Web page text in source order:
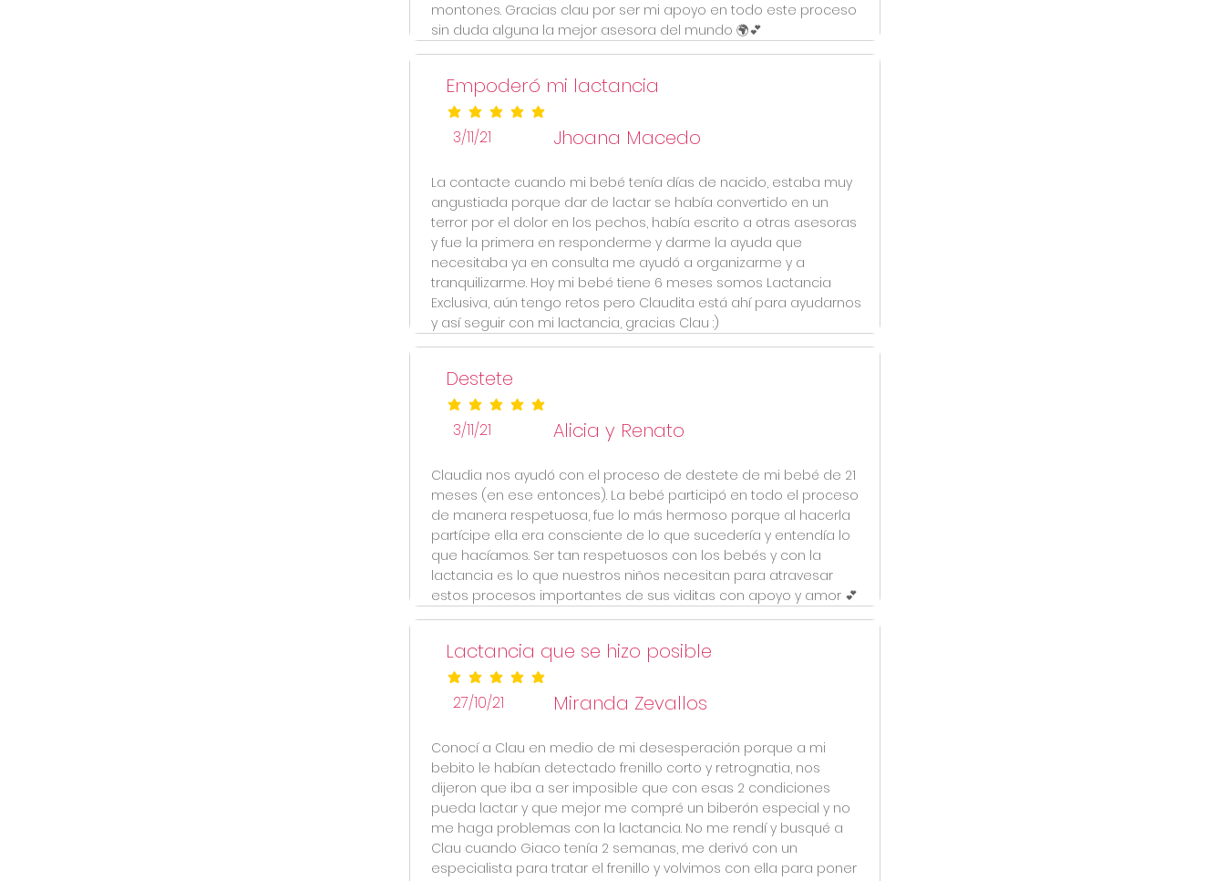
montones. Gracias clau por ser mi apoyo en todo este proceso
sin duda alguna la mejor asesora del mundo 🌍💕
Empoderó mi lactancia
la calificación promedio es 5 de 5
3/11/21 Jhoana Macedo
La contacte cuando mi bebé tenía días de nacido, estaba muy
angustiada porque dar de lactar se había convertido en un
terror por el dolor en los pechos, había escrito a otras asesoras
y fue la primera en responderme y darme la ayuda que
necesitaba ya en consulta me ayudó a organizarme y a
tranquilizarme. Hoy mi bebé tiene 6 meses somos Lactancia
Exclusiva, aún tengo retos pero Claudita está ahí para ayudarnos
y así seguir con mi lactancia, gracias Clau :)
Destete
la calificación promedio es 5 de 5
3/11/21 Alicia y Renato
Claudia nos ayudó con el proceso de destete de mi bebé de 21
meses (en ese entonces). La bebé participó en todo el proceso
de manera respetuosa, fue lo más hermoso porque al hacerla
partícipe ella era consciente de lo que sucedería y entendía lo
que hacíamos. Ser tan respetuosos con los bebés y con la
lactancia es lo que nuestros niños necesitan para atravesar
estos procesos importantes de sus viditas con apoyo y amor 💕
Lactancia que se hizo posible
la calificación promedio es 5 de 5
27/10/21 Miranda Zevallos
Conocí a Clau en medio de mi desesperación porque a mi
bebito le habían detectado frenillo corto y retrognatia, nos
dijeron que iba a ser imposible que con esas 2 condiciones
pueda lactar y que mejor me compré un biberón especial y no
me haga problemas con la lactancia. No me rendí y busqué a
Clau cuando Giaco tenía 2 semanas, me derivó con un
especialista para tratar el frenillo y volvimos con ella para poner